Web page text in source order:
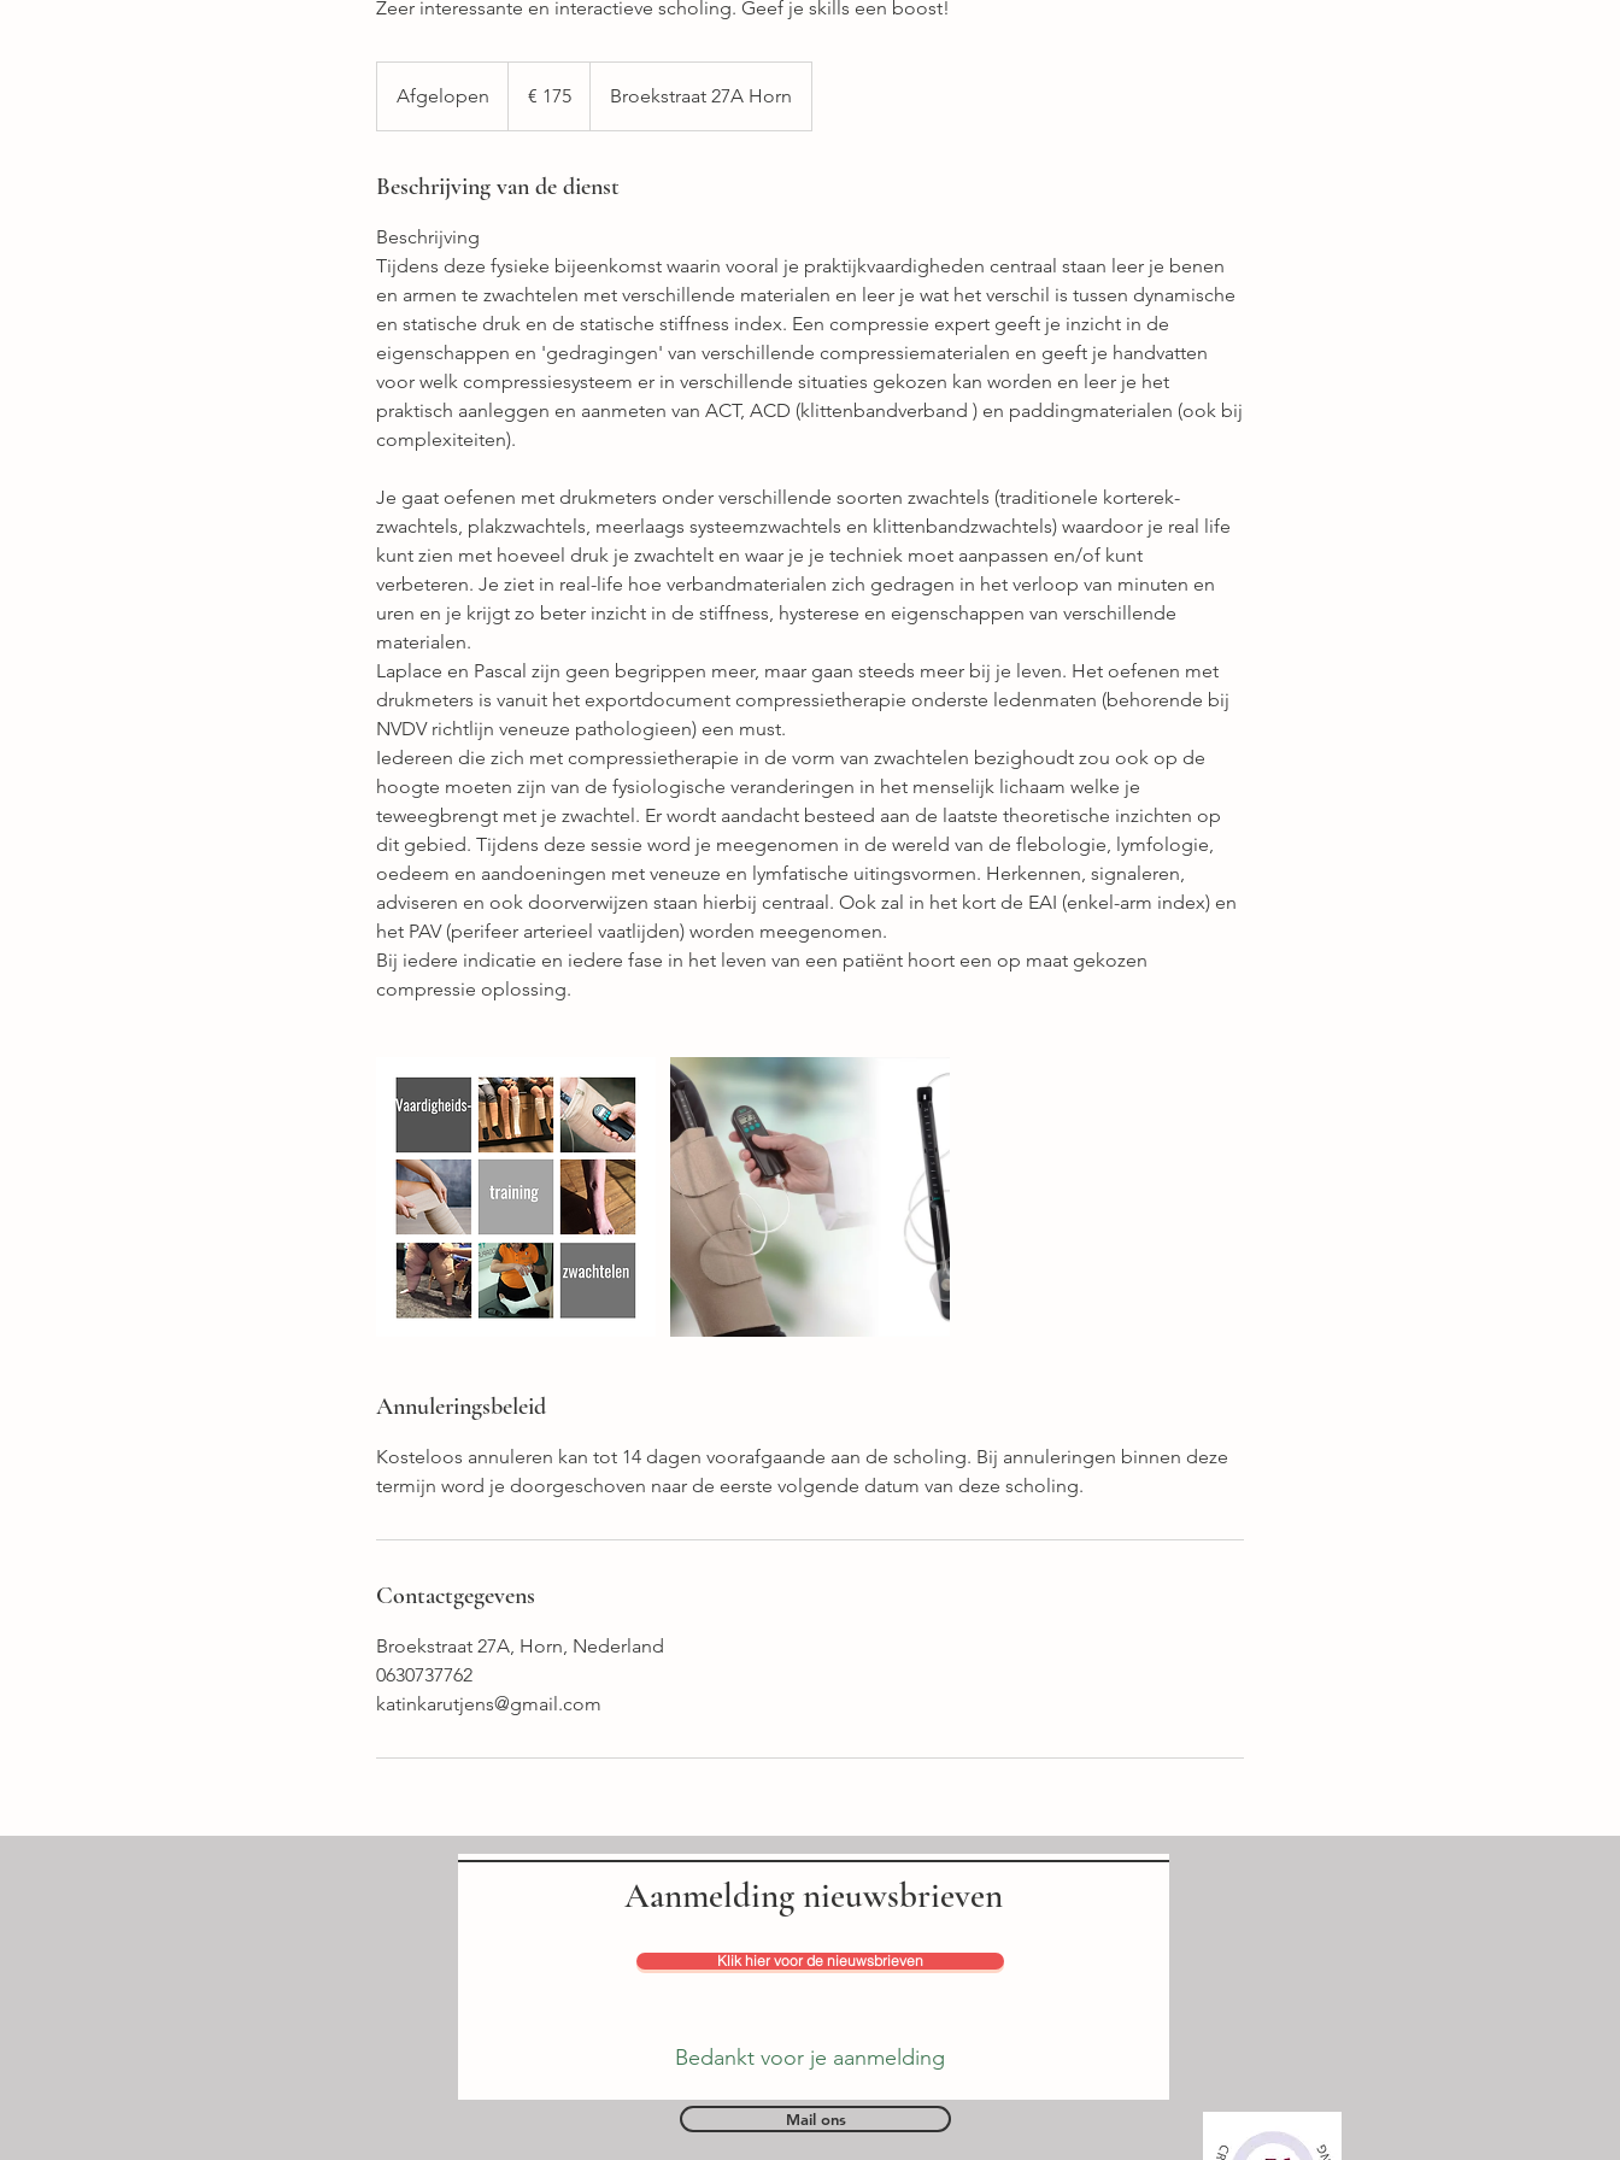
Zeer interessante en interactieve scholing. Geef je skills een boost!
Afgelopen
f
e
p
e
n
€ 175 Broekstraat 27A Horn
Beschrijving van de dienst
Beschrijving
Tijdens deze fysieke bijeenkomst waarin vooral je praktijkvaardigheden centraal staan leer je benen
en armen te zwachtelen met verschillende materialen en leer je wat het verschil is tussen dynamische
en statische druk en de statische stiffness index. Een compressie expert geeft je inzicht in de
eigenschappen en 'gedragingen' van verschillende compressiematerialen en geeft je handvatten
voor welk compressiesysteem er in verschillende situaties gekozen kan worden en leer je het
praktisch aanleggen en aanmeten van ACT, ACD (klittenbandverband ) en paddingmaterialen (ook bij
complexiteiten).
Je gaat oefenen met drukmeters onder verschillende soorten zwachtels (traditionele korterek-
zwachtels, plakzwachtels, meerlaags systeemzwachtels en klittenbandzwachtels) waardoor je real life
kunt zien met hoeveel druk je zwachtelt en waar je je techniek moet aanpassen en/of kunt
verbeteren. Je ziet in real-life hoe verbandmaterialen zich gedragen in het verloop van minuten en
uren en je krijgt zo beter inzicht in de stiffness, hysterese en eigenschappen van verschillende
materialen.
Laplace en Pascal zijn geen begrippen meer, maar gaan steeds meer bij je leven. Het oefenen met
drukmeters is vanuit het exportdocument compressietherapie onderste ledenmaten (behorende bij
NVDV richtlijn veneuze pathologieen) een must.
Iedereen die zich met compressietherapie in de vorm van zwachtelen bezighoudt zou ook op de
hoogte moeten zijn van de fysiologische veranderingen in het menselijk lichaam welke je
teweegbrengt met je zwachtel. Er wordt aandacht besteed aan de laatste theoretische inzichten op
dit gebied. Tijdens deze sessie word je meegenomen in de wereld van de flebologie, lymfologie,
oedeem en aandoeningen met veneuze en lymfatische uitingsvormen. Herkennen, signaleren,
adviseren en ook doorverwijzen staan hierbij centraal. Ook zal in het kort de EAI (enkel-arm index) en
het PAV (perifeer arterieel vaatlijden) worden meegenomen.
Bij iedere indicatie en iedere fase in het leven van een patiënt hoort een op maat gekozen
Annuleringsbeleid
Kosteloos annuleren kan tot 14 dagen voorafgaande aan de scholing. Bij annuleringen binnen deze
termijn word je doorgeschoven naar de eerste volgende datum van deze scholing.
Contactgegevens
Broekstraat 27A, Horn, Nederland
0630737762
katinkarutjens@gmail.com
Aanmelding nieuwsbrieven
Klik hier voor de nieuwsbrieven
Bedankt voor je aanmelding
Mail ons